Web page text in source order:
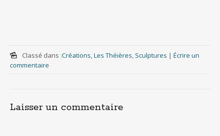
Classé dans :Créations,Les Théières, Sculptures | Écrire un
commentaire
Laisser un commentaire